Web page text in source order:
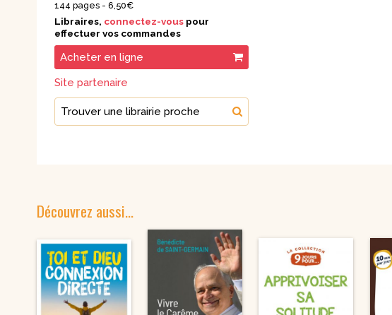
144 pages - 6,50€
Libraires, connectez-vouspour
effectuer vos commandes
Acheter en ligne
Site partenaire
Trouver une librairie proche
Découvrez aussi…